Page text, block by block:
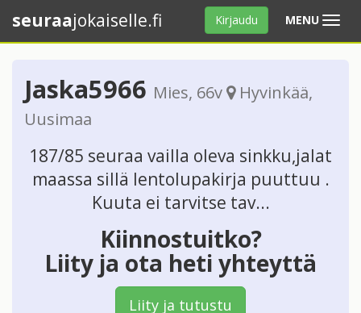
MENU Avaa
valikko
seuraajokaiselle.fi Kirjaudu
Jaska5966 Mies, 66v Hyvinkää,
Uusimaa
187/85 seuraa vailla oleva sinkku,jalat
maassa sillä lentolupakirja puuttuu .
Kuuta ei tarvitse tav...
Kiinnostuitko?
Liity ja ota heti yhteyttä
Liity ja tutustu